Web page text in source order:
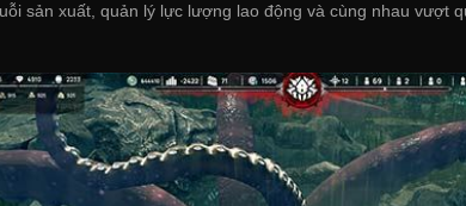
sản xuất, quản lý lực lượng lao động và cùng nhau vượt